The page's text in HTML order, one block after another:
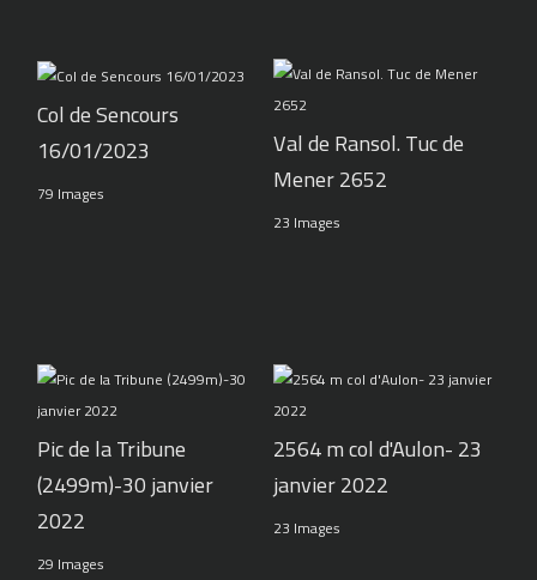
Col de Sencours
16/01/2023
79 Images
Val de Ransol. Tuc de
Mener 2652
23 Images
Pic de la Tribune
(2499m)-30 janvier
2022
29 Images
2564 m col d'Aulon- 23
janvier 2022
23 Images